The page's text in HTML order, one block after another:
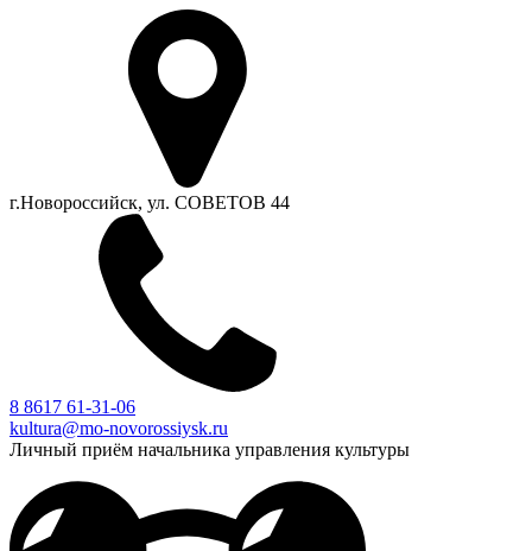
г.Новороссийск, ул. СОВЕТОВ 44
8 8617 61-31-06
kultura@mo-novorossiysk.ru
Личный приём начальника управления культуры